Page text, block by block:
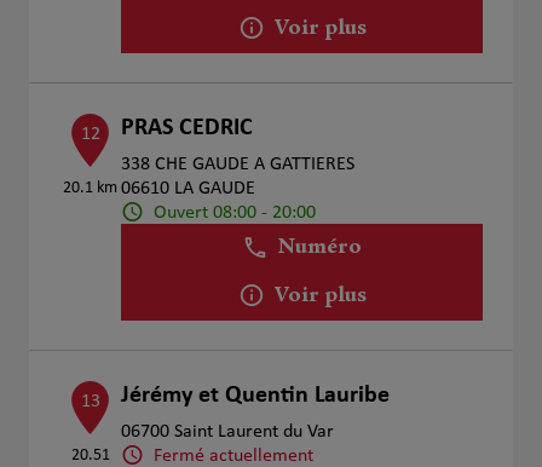
Voir plus
12
20.1 km
PRAS CEDRIC
338 CHE GAUDE A GATTIERES
06610 LA GAUDE
Ouvert 08:00 - 20:00
Numéro
Voir plus
13
20.51
Jérémy et Quentin Lauribe
06700 Saint Laurent du Var
Fermé actuellement